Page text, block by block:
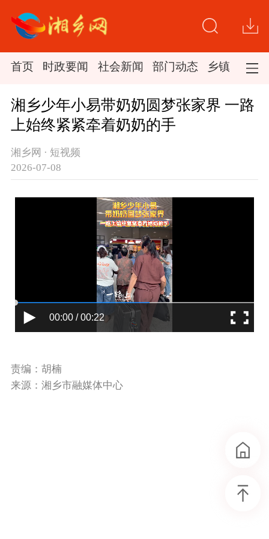
首页 时政要闻 社会新闻 部门动态 乡镇新闻
湘乡少年小易带奶奶圆梦张家界 一路
上始终紧紧牵着奶奶的手
湘乡网 · 短视频
2026-07-08
00:00 / 00:22
责编：胡楠
来源：湘乡市融媒体中心